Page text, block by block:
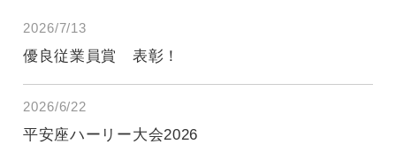
2026/7/13
優良従業員賞 表彰！
2026/6/22
平安座ハーリー大会2026